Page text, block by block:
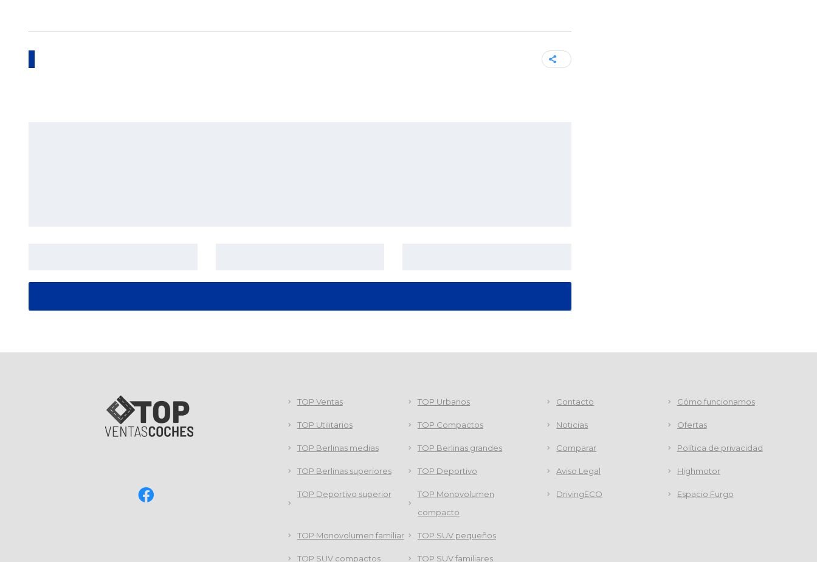
TOP Ventas TOP Urbanos
TOP Utilitarios TOP Compactos
TOP Berlinas medias TOP Berlinas grandes
TOP Berlinas superiores TOP Deportivo
TOP Deportivo superior
TOP Monovolumen
compacto
TOP Monovolumen familiar TOP SUV pequeños
TOP SUV compactos TOP SUV familiares
Contacto Cómo funcionamos
Noticias Ofertas
Comparar Política de privacidad
Aviso Legal Highmotor
DrivingECO Espacio Furgo